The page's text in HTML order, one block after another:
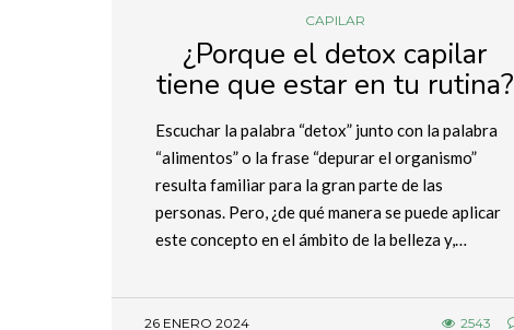
CAPILAR
¿Porque el detox capilar
tiene que estar en tu rutina?
Escuchar la palabra “detox” junto con la palabra
“alimentos” o la frase “depurar el organismo”
resulta familiar para la gran parte de las
personas. Pero, ¿de qué manera se puede aplicar
este concepto en el ámbito de la belleza y,…
26 ENERO 2024 2543